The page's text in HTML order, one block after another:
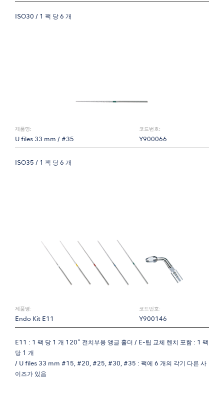
ISO30 / 1 팩 당 6 개
제품명:
U files 33 mm / #35
코드번호:
Y900066
ISO35 / 1 팩 당 6 개
제품명:
Endo Kit E11
코드번호:
Y900146
E11 : 1 팩 당 1 개 120˚ 전치부용 앵글 홀더 / E-팁 교체 렌치 포함 : 1 팩
당 1 개
/ U files 33 mm #15, #20, #25, #30, #35 : 팩에 6 개의 각기 다른 사
이즈가 있음